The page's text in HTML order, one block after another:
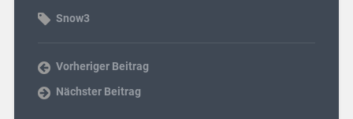
Snow3
Vorheriger Beitrag
Nächster Beitrag